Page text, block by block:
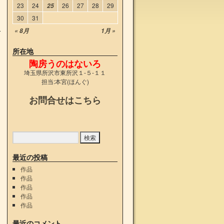
« 8月 1月 »
23
24 25 26 27 28
29
30
31
所在地
陶房うのはないろ
埼玉県所沢市東所沢１-５-１１
担当:本宮(ほんぐ)
お問合せはこちら
最近の投稿
作品
作品
作品
作品
作品